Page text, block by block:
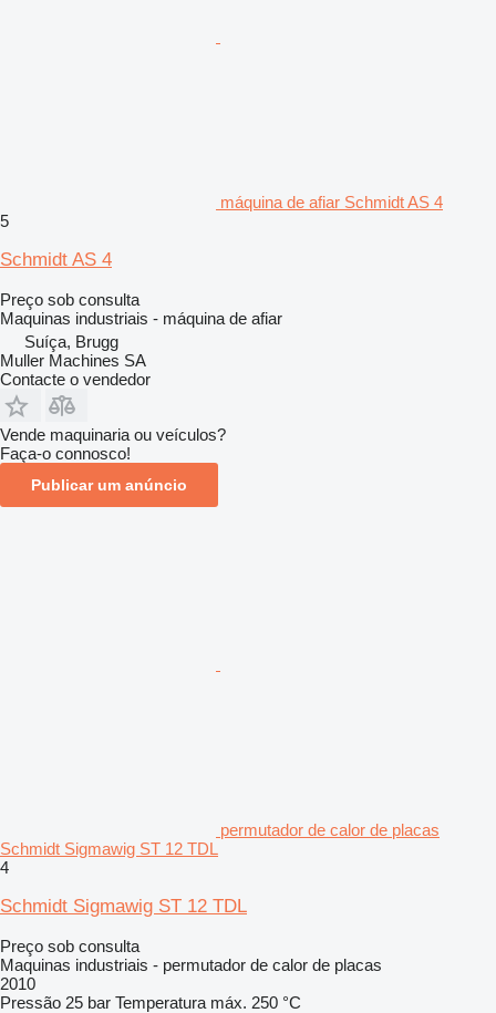
máquina de afiar Schmidt AS 4
5
Schmidt AS 4
Preço sob consulta
Maquinas industriais - máquina de afiar
Suíça, Brugg
Muller Machines SA
Contacte o vendedor
Vende maquinaria ou veículos?
Faça-o connosco!
Publicar um anúncio
permutador de calor de placas
Schmidt Sigmawig ST 12 TDL
4
Schmidt Sigmawig ST 12 TDL
Preço sob consulta
Maquinas industriais - permutador de calor de placas
2010
Pressão 25 bar Temperatura máx. 250 °C